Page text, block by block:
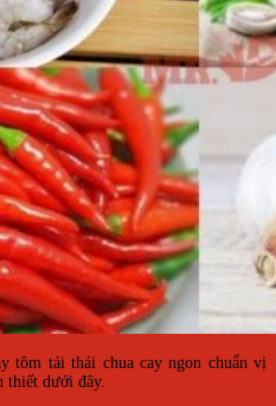
tôm tái thái chua cay ngon chuẩn vị
thiết dưới đây.